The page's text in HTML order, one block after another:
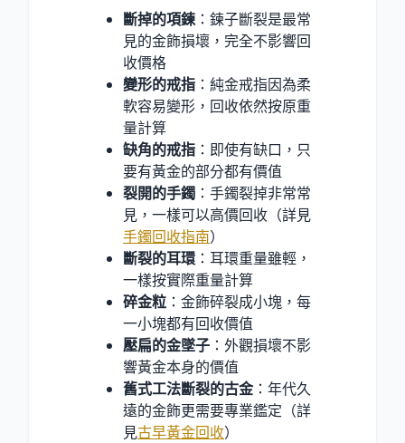
斷掉的項鍊：鍊子斷裂是最常
見的金飾損壞，完全不影響回
收價格
變形的戒指 ：純金戒指因為柔
軟容易變形，回收依然按原重
量計算
缺角的戒指 ：即使有缺口，只
要有黃金的部分都有價值
裂開的手鐲 ：手鐲裂掉非常常
見，一樣可以高價回收（詳見
手鐲回收指南）
斷裂的耳環 ：耳環重量雖輕，
一樣按實際重量計算
碎金粒 ：金飾碎裂成小塊，每
一小塊都有回收價值
壓扁的金墜子 ：外觀損壞不影
響黃金本身的價值
舊式工法斷裂的古金：年代久
遠的金飾更需要專業鑑定（詳
見古早黃金回收）